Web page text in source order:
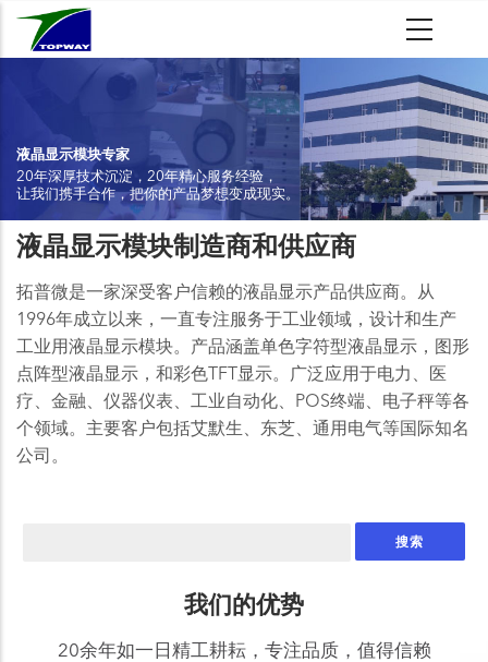
内
容
液晶显示模块专家
20年深厚技术沉淀，20年精心服务经验，
让我们携手合作，把你的产品梦想变成现实。
液晶显示模块制造商和供应商
拓普微是一家深受客户信赖的液晶显示产品供应商。从
1996年成立以来，一直专注服务于工业领域，设计和生产
工业用液晶显示模块。产品涵盖单色字符型液晶显示，图形
点阵型液晶显示，和彩色TFT显示。广泛应用于电力、医
疗、金融、仪器仪表、工业自动化、POS终端、电子秤等各
个领域。主要客户包括艾默生、东芝、通用电气等国际知名
公司。
我们的优势
20余年如一日精工耕耘，专注品质，值得信赖